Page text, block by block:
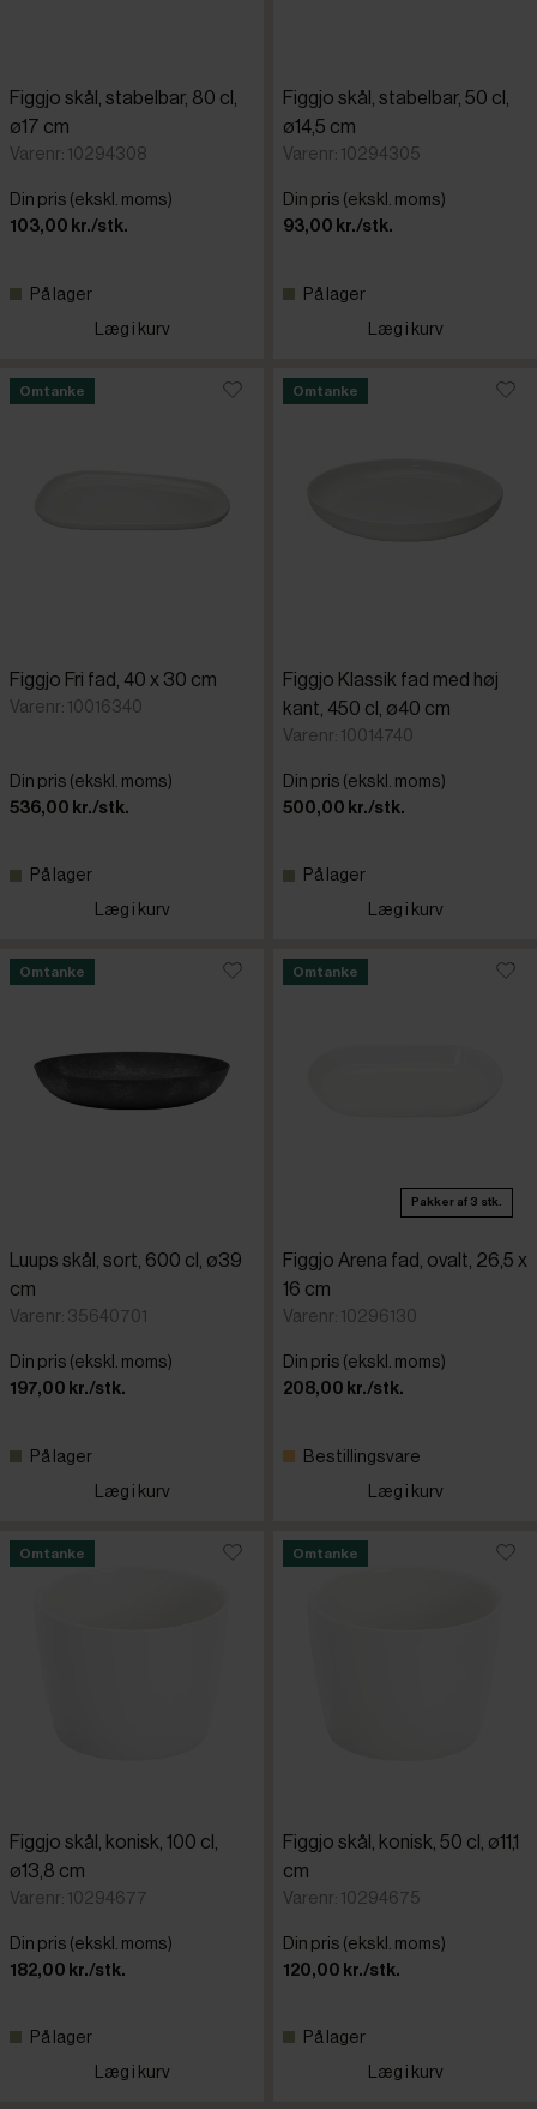
Figgjo skål, stabelbar, 80 cl,
ø17 cm
Varenr: 10294308
Din pris (ekskl. moms)
103,00 kr./stk.
På lager
Læg i kurv
Figgjo skål, stabelbar, 50 cl,
ø14,5 cm
Varenr: 10294305
Din pris (ekskl. moms)
93,00 kr./stk.
På lager
Læg i kurv
Omtanke
Figgjo Fri fad, 40 x 30 cm
Varenr: 10016340
Din pris (ekskl. moms)
536,00 kr./stk.
På lager
Læg i kurv
Omtanke
Figgjo Klassik fad med høj
kant, 450 cl, ø40 cm
Varenr: 10014740
Din pris (ekskl. moms)
500,00 kr./stk.
På lager
Læg i kurv
Omtanke
Luups skål, sort, 600 cl, ø39
cm
Varenr: 35640701
Din pris (ekskl. moms)
197,00 kr./stk.
På lager
Læg i kurv
Omtanke
Pakker af 3 stk.
Figgjo Arena fad, ovalt, 26,5 x
16 cm
Varenr: 10296130
Din pris (ekskl. moms)
208,00 kr./stk.
Bestillingsvare
Læg i kurv
Omtanke
Figgjo skål, konisk, 100 cl,
ø13,8 cm
Varenr: 10294677
Din pris (ekskl. moms)
182,00 kr./stk.
På lager
Læg i kurv
Omtanke
Figgjo skål, konisk, 50 cl, ø11,1
cm
Varenr: 10294675
Din pris (ekskl. moms)
120,00 kr./stk.
På lager
Læg i kurv